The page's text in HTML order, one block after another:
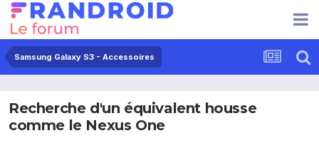
Samsung Galaxy S3 - Accessoires
Recherche d'un équivalent housse
comme le Nexus One